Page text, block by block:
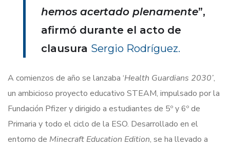
hemos acertado plenamente”,
afirmó durante el acto de
clausura Sergio Rodríguez.
A comienzos de año se lanzaba ‘Health Guardians 2030’,
un ambicioso proyecto educativo STEAM, impulsado por la
Fundación Pfizer y dirigido a estudiantes de 5º y 6º de
Primaria y todo el ciclo de la ESO. Desarrollado en el
entorno de Minecraft Education Edition, se ha llevado a